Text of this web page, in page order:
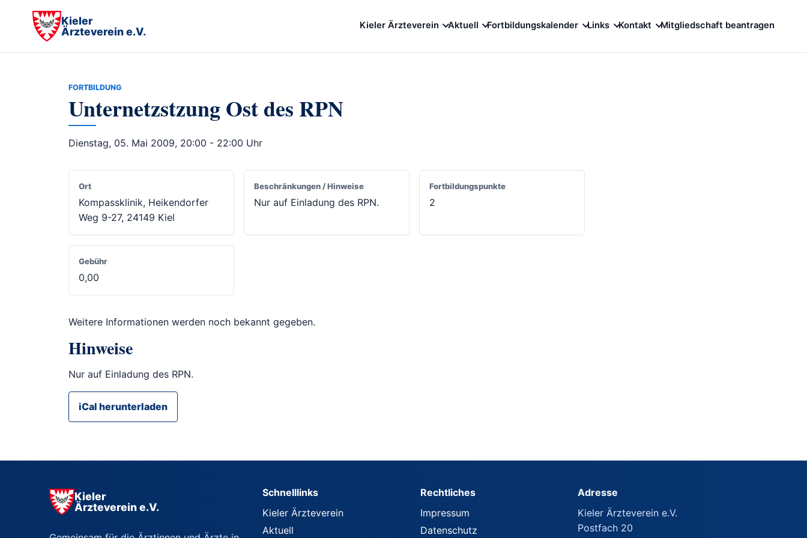
Kieler
Ärzteverein e.V.
Kieler Ärzteverein Aktuell Fortbildungskalender Links Kontakt Mitgliedschaft beantragen
FORTBILDUNG
Unternetzstzung Ost des RPN
Dienstag, 05. Mai 2009, 20:00 - 22:00 Uhr
Ort
Kompassklinik, Heikendorfer
Weg 9-27, 24149 Kiel
Beschränkungen / Hinweise
Nur auf Einladung des RPN.
Fortbildungspunkte
2
Gebühr
0,00
Weitere Informationen werden noch bekannt gegeben.
Hinweise
Nur auf Einladung des RPN.
iCal herunterladen
Kieler
Ärzteverein e.V.
Schnelllinks
Kieler Ärzteverein
Aktuell
Rechtliches
Impressum
Datenschutz
Adresse
Kieler Ärzteverein e.V.
Postfach 20